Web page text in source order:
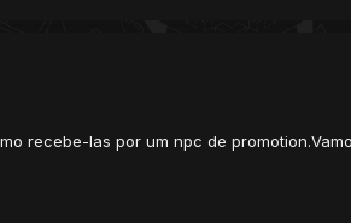
recebe-las por um npc de